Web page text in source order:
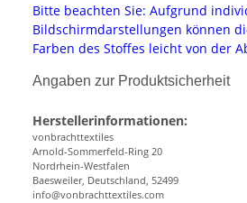
Bitte beachten Sie: Aufgrund
Bildschirmdarstellungen können
Farben des Stoffes leicht von der
Angaben zur Produktsicherheit
Herstellerinformationen:
vonbrachttextiles
Arnold-Sommerfeld-Ring 20
Nordrhein-Westfalen
Baesweiler, Deutschland, 52499
info@vonbrachttextiles.com